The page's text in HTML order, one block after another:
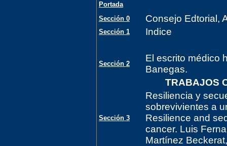
Portada
Sección 0
Consejo Edtorial,
Sección 1 Indice
Sección 2
El escrito médico
Banegas.
TRABAJOS
Sección 3
Resiliencia y
sobrevivientes a
Resilience and
cancer. Luis
Martínez